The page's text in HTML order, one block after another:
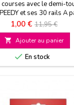
avec le demi-
et ses 30 rails A
Prix
1,00 € Prix
de
base
11,95 €
 Ajouter au panier
 En stock